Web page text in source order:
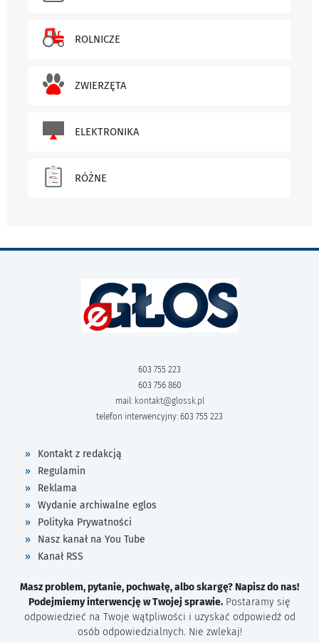
ROLNICZE
ZWIERZĘTA
ELEKTRONIKA
RÓŻNE
603 755 223
603 756 860
mail: kontakt@glossk.pl
telefon interwencyjny: 603 755 223
Kontakt z redakcją
Regulamin
Reklama
Wydanie archiwalne eglos
Polityka Prywatności
Nasz kanał na You Tube
Kanał RSS
Masz problem, pytanie, pochwałę, albo skargę? Napisz do nas!
Podejmiemy interwencję w Twojej sprawie. Postaramy się
odpowiedzieć na Twoje wątpliwości i uzyskać odpowiedź od
osób odpowiedzialnych. Nie zwlekaj!